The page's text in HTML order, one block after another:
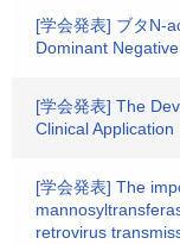
[学会発表] ブタN-
Dominant
[学会発表] The
Clinical Application
[学会発表] The
retrovirus